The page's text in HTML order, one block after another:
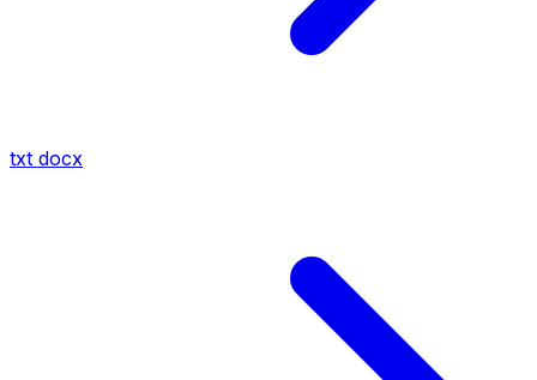
txt docx